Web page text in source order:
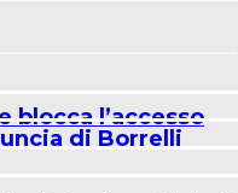
blocca l’accesso
di Borrelli